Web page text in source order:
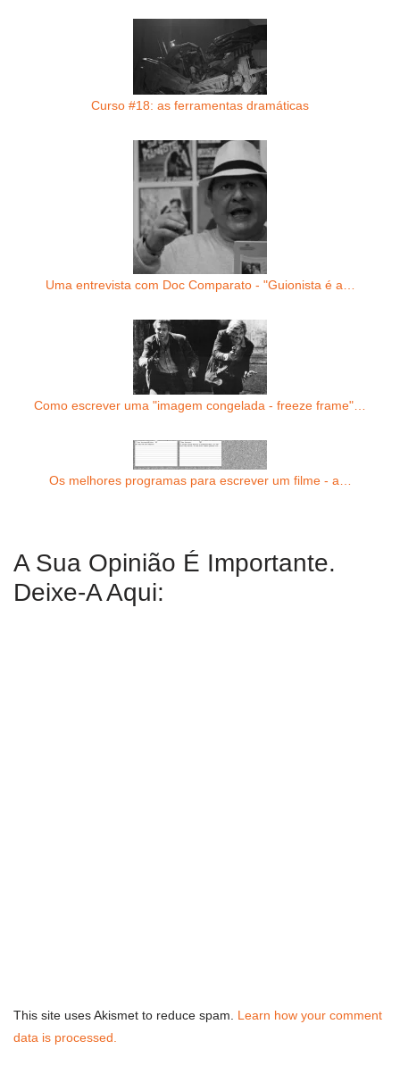
Curso #18: as ferramentas dramáticas
Uma entrevista com Doc Comparato - "Guionista é a…
Como escrever uma "imagem congelada - freeze frame"…
Os melhores programas para escrever um filme - a…
A Sua Opinião É Importante.
Deixe-A Aqui:
This site uses Akismet to reduce spam. Learn how your comment
data is processed.